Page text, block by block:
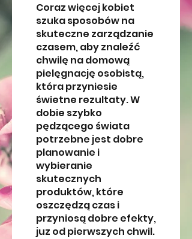
Coraz więcej kobiet
szuka sposobów na
skuteczne zarządzanie
czasem, aby znaleźć
chwilę na domową
pielęgnację osobistą,
która przyniesie
świetne rezultaty. W
dobie szybko
pędzącego świata
potrzebne jest dobre
planowanie i
wybieranie
skutecznych
produktów, które
oszczędzą czas i
przyniosą dobre efekty,
juz od pierwszych chwil.